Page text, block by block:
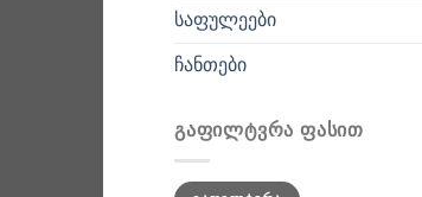
საფულეები
ჩანთები
ᲒᲐᲤᲘᲚᲢᲕᲠᲐ ᲤᲐᲡᲘᲗ
მინიმალური
მაქსიმალური